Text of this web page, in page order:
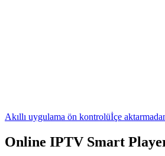
Akıllı uygulama ön kontrolüİçe
Online IPTV Smart